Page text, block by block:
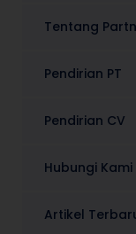
Tentang
Pendirian PT
Pendirian CV
Hubungi Kami
Artikel